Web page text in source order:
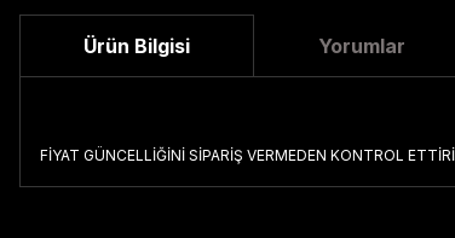
Ürün Bilgisi Yorumlar
FİYAT GÜNCELLİĞİNİ SİPARİŞ VERMEDEN KONTROL